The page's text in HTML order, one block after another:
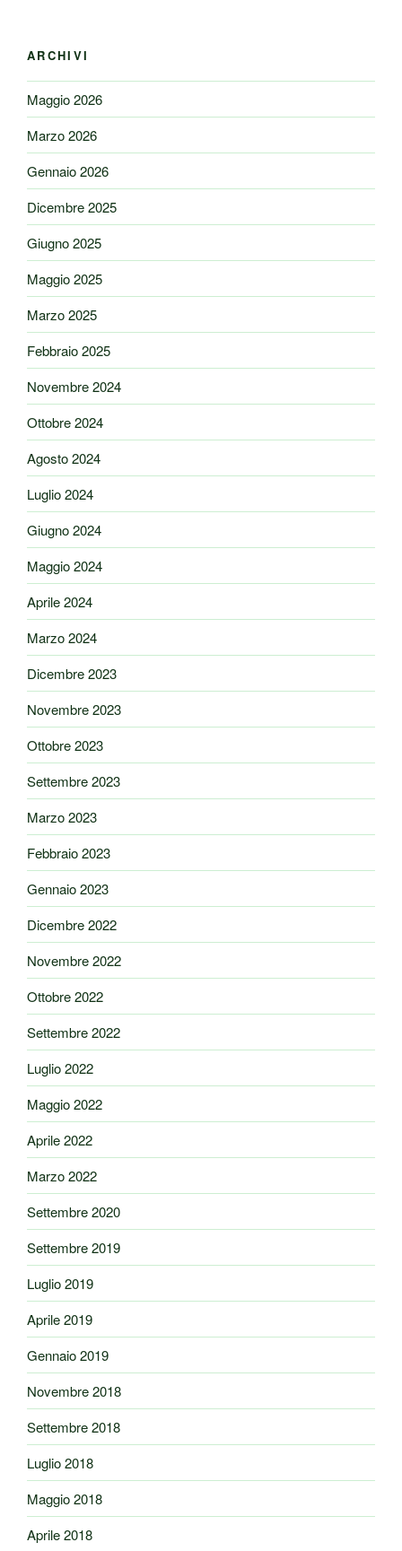
ARCHIVI
Maggio 2026
Marzo 2026
Gennaio 2026
Dicembre 2025
Giugno 2025
Maggio 2025
Marzo 2025
Febbraio 2025
Novembre 2024
Ottobre 2024
Agosto 2024
Luglio 2024
Giugno 2024
Maggio 2024
Aprile 2024
Marzo 2024
Dicembre 2023
Novembre 2023
Ottobre 2023
Settembre 2023
Marzo 2023
Febbraio 2023
Gennaio 2023
Dicembre 2022
Novembre 2022
Ottobre 2022
Settembre 2022
Luglio 2022
Maggio 2022
Aprile 2022
Marzo 2022
Settembre 2020
Settembre 2019
Luglio 2019
Aprile 2019
Gennaio 2019
Novembre 2018
Settembre 2018
Luglio 2018
Maggio 2018
Aprile 2018